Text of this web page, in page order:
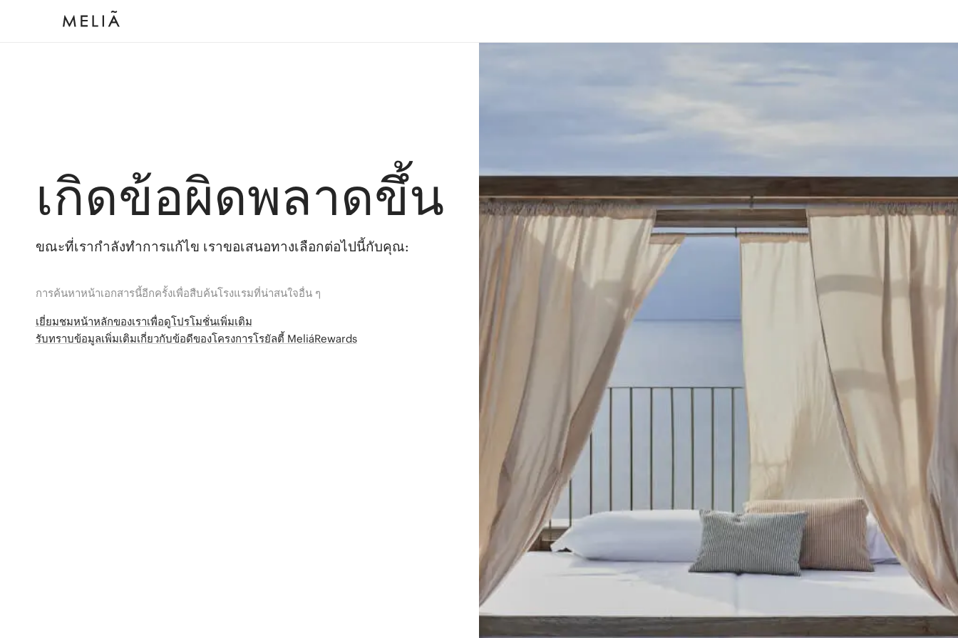
เกิดข้อผิดพลาดขึ้น
ขณะที่เรากำลังทำการแก้ไข เราขอเสนอทางเลือกต่อไปนี้กับคุณ:
การค้นหาหน้าเอกสารนี้อีกครั้งเพื่อสืบค้นโรงแรมที่น่าสนใจอื่น ๆ
เยี่ยมชมหน้าหลักของเราเพื่อดูโปรโมชั่นเพิ่มเติม
รับทราบข้อมูลเพิ่มเติมเกี่ยวกับข้อดีของโครงการโรยัลตี้ MeliáRewards